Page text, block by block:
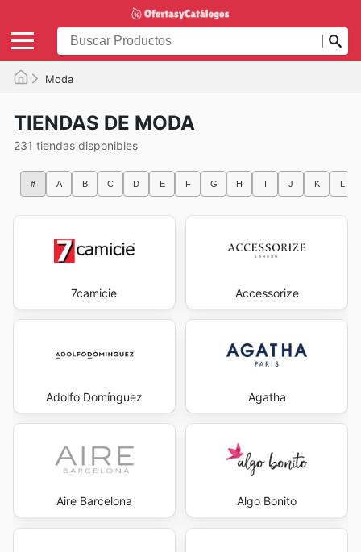
Moda
TIENDAS DE MODA
231 tiendas disponibles
# A B C D E F G H I J K L
7camicie Accessorize
Adolfo Domínguez Agatha
Aire Barcelona Algo Bonito